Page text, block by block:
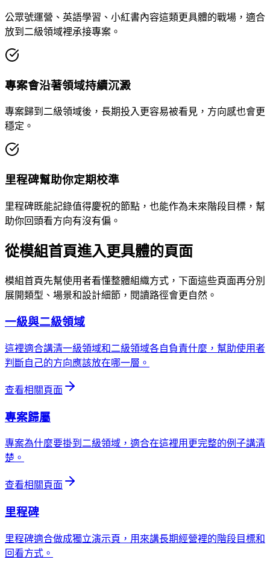
公眾號運營、英語學習、小紅書內容這類更具體的戰場，適合
放到二級領域裡承接專案。
專案會沿著領域持續沉澱
專案歸到二級領域後，長期投入更容易被看見，方向感也會更
穩定。
里程碑幫助你定期校準
里程碑既能記錄值得慶祝的節點，也能作為未來階段目標，幫
助你回頭看方向有沒有偏。
從模組首頁進入更具體的頁面
模組首頁先幫使用者看懂整體組織方式，下面這些頁面再分別
展開類型、場景和設計細節，閱讀路徑會更自然。
一級與二級領域
這裡適合講清一級領域和二級領域各自負責什麼，幫助使用者
判斷自己的方向應該放在哪一層。
查看相關頁面
專案歸屬
專案為什麼要掛到二級領域，適合在這裡用更完整的例子講清
楚。
查看相關頁面
里程碑
里程碑適合做成獨立演示頁，用來講長期經營裡的階段目標和
回看方式。